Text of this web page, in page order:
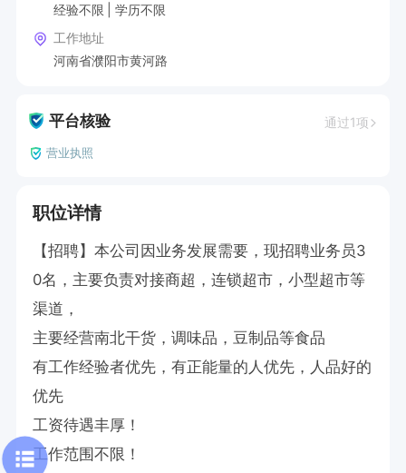
经验不限
学历不限
工作地址
河南省濮阳市黄河路
平台核验 通过1项
营业执照
职位详情
【招聘】本公司因业务发展需要，现招聘业务员3
0名，主要负责对接商超，连锁超市，小型超市等
渠道，
主要经营南北干货，调味品，豆制品等食品
有工作经验者优先，有正能量的人优先，人品好的
优先
工资待遇丰厚！
工作范围不限！